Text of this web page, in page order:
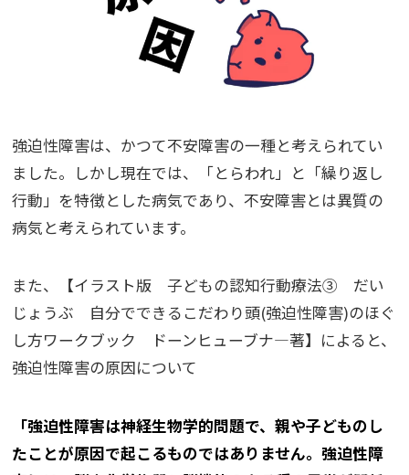
強迫性障害は、かつて不安障害の一種と考えられてい
ました。しかし現在では、「とらわれ」と「繰り返し
行動」を特徴とした病気であり、不安障害とは異質の
病気と考えられています。
また、【イラスト版 子どもの認知行動療法③ だい
じょうぶ 自分でできるこだわり頭(強迫性障害)のほぐ
し方ワークブック ドーンヒューブナ―著】によると、
強迫性障害の原因について
「強迫性障害は神経生物学的問題で、親や子どものし
たことが原因で起こるものではありません。強迫性障